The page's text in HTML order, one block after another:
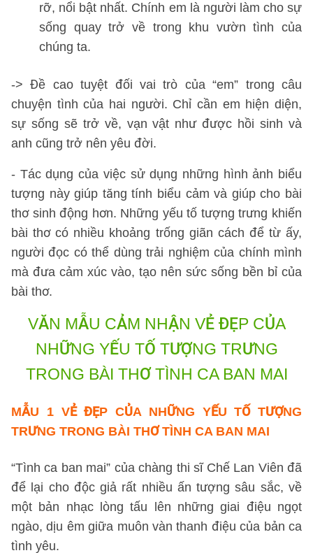
rỡ, nổi bật nhất. Chính em là người làm cho sự
sống quay trở về trong khu vườn tình của
chúng ta.
-> Đề cao tuyệt đối vai trò của “em” trong câu
chuyện tình của hai người. Chỉ cần em hiện diện,
sự sống sẽ trở về, vạn vật như được hồi sinh và
anh cũng trở nên yêu đời.
- Tác dụng của việc sử dụng những hình ảnh biểu
tượng này giúp tăng tính biểu cảm và giúp cho bài
thơ sinh động hơn. Những yếu tố tượng trưng khiến
bài thơ có nhiều khoảng trống giãn cách để từ ấy,
người đọc có thể dùng trải nghiệm của chính mình
mà đưa cảm xúc vào, tạo nên sức sống bền bỉ của
bài thơ.
VĂN MẪU CẢM NHẬN VẺ ĐẸP CỦA
NHỮNG YẾU TỐ TƯỢNG TRƯNG
TRONG BÀI THƠ TÌNH CA BAN MAI
MẪU 1 VẺ ĐẸP CỦA NHỮNG YẾU TỐ TƯỢNG
TRƯNG TRONG BÀI THƠ TÌNH CA BAN MAI
“Tình ca ban mai” của chàng thi sĩ Chế Lan Viên đã
để lại cho độc giả rất nhiều ấn tượng sâu sắc, về
một bản nhạc lòng tấu lên những giai điệu ngọt
ngào, dịu êm giữa muôn vàn thanh điệu của bản ca
tình yêu.